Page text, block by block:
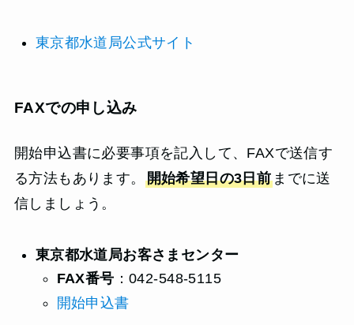
東京都水道局公式サイト
FAXでの申し込み
開始申込書に必要事項を記入して、FAXで送信す
る方法もあります。 開始希望日の3日前 までに送
信しましょう。
東京都水道局お客さまセンター
FAX番号 ：042-548-5115
開始申込書